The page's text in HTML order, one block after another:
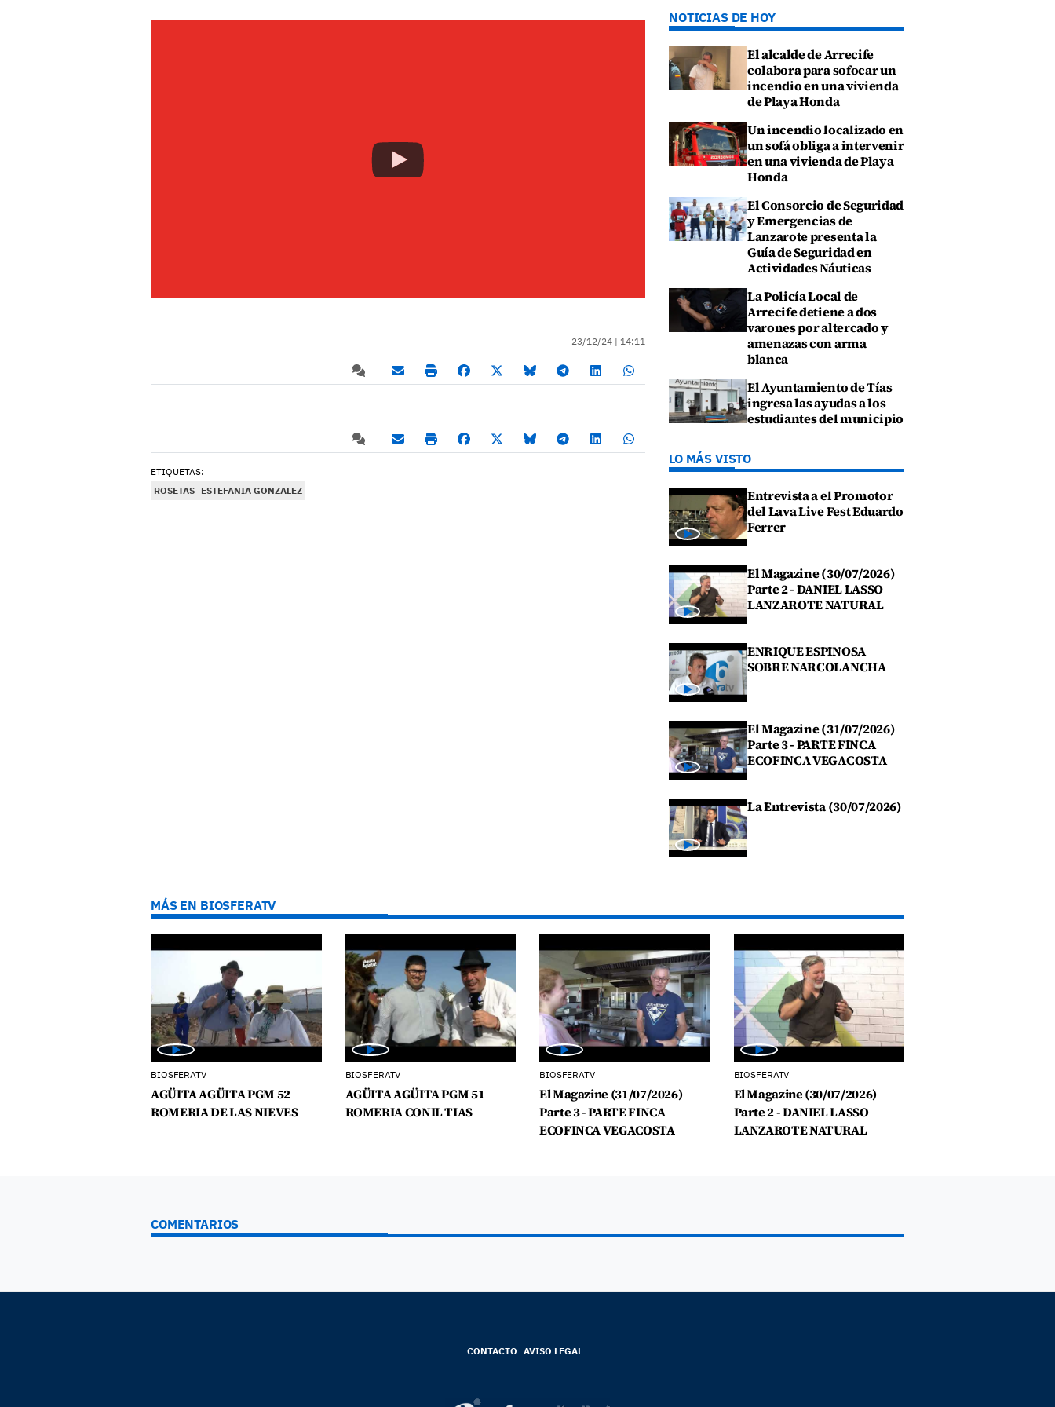
23/12/24 | 14:11
ETIQUETAS:
ROSETAS ESTEFANIA GONZALEZ
NOTICIAS DE HOY
El alcalde de Arrecife
colabora para sofocar un
incendio en una vivienda
de Playa Honda
Un incendio localizado en
un sofá obliga a intervenir
en una vivienda de Playa
Honda
El Consorcio de Seguridad
y Emergencias de
Lanzarote presenta la
Guía de Seguridad en
Actividades Náuticas
La Policía Local de
Arrecife detiene a dos
varones por altercado y
amenazas con arma
blanca
El Ayuntamiento de Tías
ingresa las ayudas a los
estudiantes del municipio
LO MÁS VISTO
Entrevista a el Promotor
del Lava Live Fest Eduardo
Ferrer
El Magazine (30/07/2026)
Parte 2 - DANIEL LASSO
LANZAROTE NATURAL
ENRIQUE ESPINOSA
SOBRE NARCOLANCHA
El Magazine (31/07/2026)
Parte 3 - PARTE FINCA
ECOFINCA VEGACOSTA
La Entrevista (30/07/2026)
MÁS EN BIOSFERATV
BIOSFERATV
AGÜITA AGÜITA PGM 52
ROMERIA DE LAS NIEVES
BIOSFERATV
AGÜITA AGÜITA PGM 51
ROMERIA CONIL TIAS
BIOSFERATV
El Magazine (31/07/2026)
Parte 3 - PARTE FINCA
ECOFINCA VEGACOSTA
BIOSFERATV
El Magazine (30/07/2026)
Parte 2 - DANIEL LASSO
LANZAROTE NATURAL
COMENTARIOS
CONTACTO AVISO LEGAL